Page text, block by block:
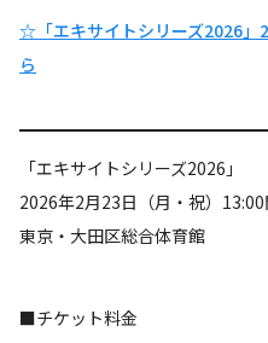
☆「エキサイトシリーズ2026」
ら
「エキサイトシリーズ2026」
2026年2月23日（月・祝）
東京・大田区総合体育館
■チケット料金